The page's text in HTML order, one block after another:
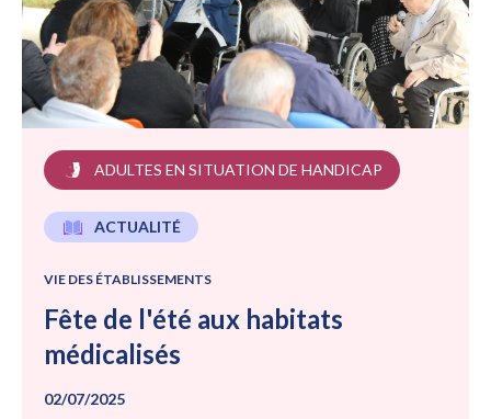
Fête de l'été aux habitats médicalisés
ADULTES EN SITUATION DE HANDICAP
ACTUALITÉ
VIE DES ÉTABLISSEMENTS
Fête de l'été aux habitats
médicalisés
02/07/2025